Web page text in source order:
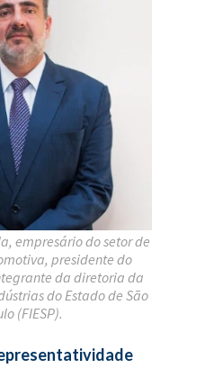
empresário do setor de
presidente do
da diretoria da
do Estado de São
(FIESP).